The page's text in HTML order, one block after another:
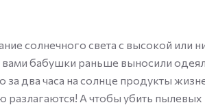
солнечного света с высокой или
бабушки раньше выносили
за два часа на солнце продукты
разлагаются! А чтобы убить